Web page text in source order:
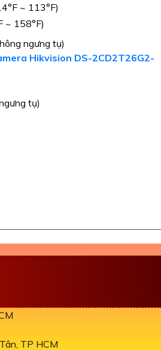
~ 113°F)
~ 158°F)
ngưng tụ)
Hikvision DS-2CD2T26G2-
tụ)
TP HCM